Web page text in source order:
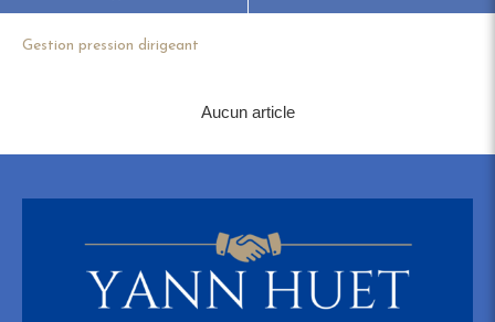
Gestion pression dirigeant
Aucun article